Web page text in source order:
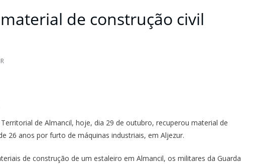
de construção civil
de Almancil, hoje, dia 29 de outubro, recuperou material de
26 anos por furto de máquinas industriais, em Aljezur.
de construção de um estaleiro em Almancil, os militares da Guarda